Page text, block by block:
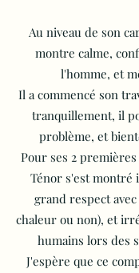
Au niveau de son
montre calme,
l'homme, et
Il a commencé son
tranquillement, il
problème, et
Pour ses 2
Ténor s'est montré
grand respect
chaleur ou non), et
humains lors des
J'espère que ce